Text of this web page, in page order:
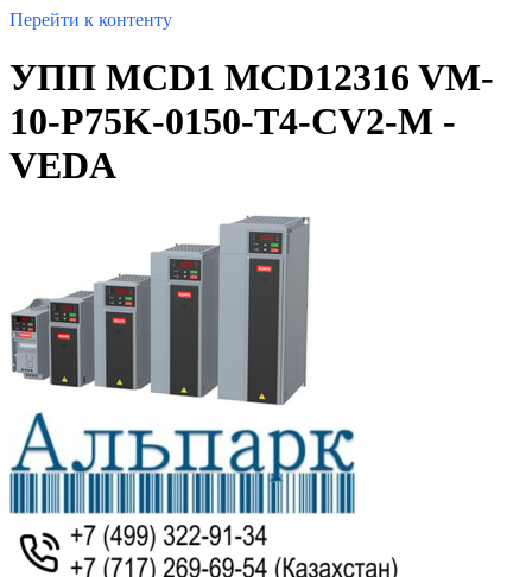
Перейти к контенту
УПП MCD1 MCD12316 VM-
10-P75K-0150-T4-CV2-M -
VEDA